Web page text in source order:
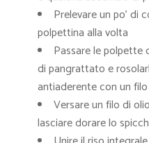
Prelevare un po’ di
polpettina alla volta
Passare le polpette
di pangrattato e
antiaderente con un
Versare un filo di
lasciare dorare lo